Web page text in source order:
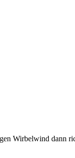
Wirbelwind dann